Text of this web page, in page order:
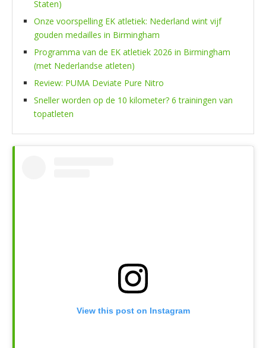
Staten)
Onze voorspelling EK atletiek: Nederland wint vijf
gouden medailles in Birmingham
Programma van de EK atletiek 2026 in Birmingham
(met Nederlandse atleten)
Review: PUMA Deviate Pure Nitro
Sneller worden op de 10 kilometer? 6 trainingen van
topatleten
View this post on Instagram